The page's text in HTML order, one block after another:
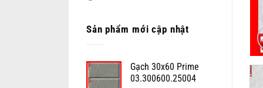
Sản phẩm mới cập nhật
Gạch 30x60 Prime
03.300600.25004